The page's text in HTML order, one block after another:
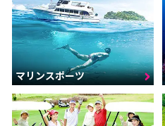
マリンスポーツ